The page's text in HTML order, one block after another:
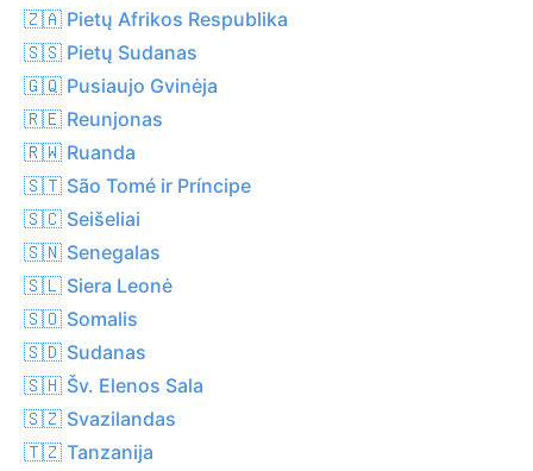
🇿🇦 Pietų Afrikos Respublika
🇸🇸 Pietų Sudanas
🇬🇶 Pusiaujo Gvinėja
🇷🇪 Reunjonas
🇷🇼 Ruanda
🇸🇹 São Tomé ir Príncipe
🇸🇨 Seišeliai
🇸🇳 Senegalas
🇸🇱 Siera Leonė
🇸🇴 Somalis
🇸🇩 Sudanas
🇸🇭 Šv. Elenos Sala
🇸🇿 Svazilandas
🇹🇿 Tanzanija